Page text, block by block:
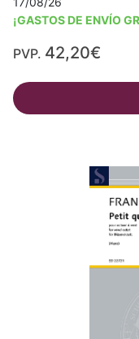
¡GASTOS DE ENVÍO
PVP. 42,20€